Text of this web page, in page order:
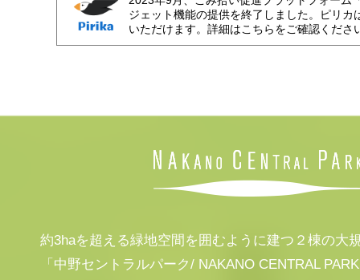
ジェット機能の提供を終了しました。ピリカ
いただけます。詳細はこちらをご確認くださ
約3haを超える緑地空間を囲むように建つ２棟の大
「中野セントラルパーク/ NAKANO CENTRAL